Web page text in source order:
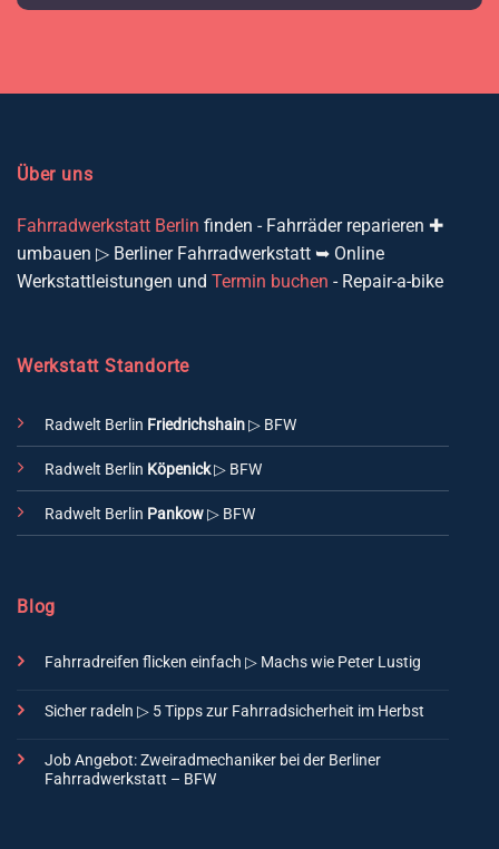
Über uns
Fahrradwerkstatt Berlin finden - Fahrräder reparieren ✚
umbauen ▷ Berliner Fahrradwerkstatt ➥ Online
Werkstattleistungen und Termin buchen - Repair-a-bike
Werkstatt Standorte
Radwelt Berlin Friedrichshain▷ BFW
Radwelt Berlin Köpenick▷ BFW
Radwelt Berlin Pankow▷ BFW
Blog
Fahrradreifen flicken einfach ▷ Machs wie Peter Lustig
Sicher radeln ▷ 5 Tipps zur Fahrradsicherheit im Herbst
Job Angebot: Zweiradmechaniker bei der Berliner
Fahrradwerkstatt – BFW